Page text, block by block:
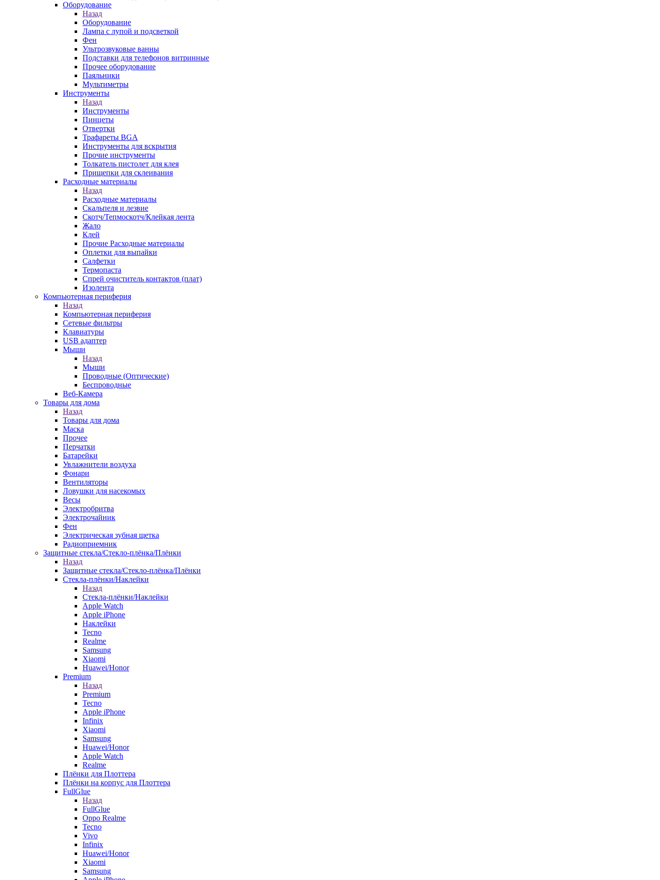
Оборудование
Назад
Оборудование
Лампа с лупой и подсветкой
Фен
Ультрозвуковые ванны
Подставки для телефонов витринные
Прочее оборудование
Паяльники
Мультиметры
Инструменты
Назад
Инструменты
Пинцеты
Отвертки
Трафареты BGA
Инструменты для вскрытия
Прочие инструменты
Толкатель пистолет для клея
Прищепки для склеивания
Расходные материалы
Назад
Расходные материалы
Скальпеля и лезвие
Скотч/Тепмоскотч/Клейкая лента
Жало
Клей
Прочие Расходные материалы
Оплетки для выпайки
Салфетки
Термопаста
Спрей очиститель контактов (плат)
Изолента
Компьютерная периферия
Назад
Компьютерная периферия
Сетевые фильтры
Клавиатуры
USB адаптер
Мыши
Назад
Мыши
Проводные (Оптические)
Беспроводные
Веб-Камера
Товары для дома
Назад
Товары для дома
Маска
Прочее
Перчатки
Батарейки
Увлажнители воздуха
Фонари
Вентиляторы
Ловушки для насекомых
Весы
Электробритва
Электрочайник
Фен
Электрическая зубная щетка
Радиоприемник
Защитные стекла/Стекло-плёнка/Плёнки
Назад
Защитные стекла/Стекло-плёнка/Плёнки
Стекла-плёнки/Наклейки
Назад
Стекла-плёнки/Наклейки
Apple Watch
Apple iPhone
Наклейки
Tecno
Realme
Samsung
Xiaomi
Huawei/Honor
Premium
Назад
Premium
Tecno
Apple iPhone
Infinix
Xiaomi
Samsung
Huawei/Honor
Apple Watch
Realme
Плёнки для Плоттера
Плёнки на корпус для Плоттера
FullGlue
Назад
FullGlue
Oppo Realme
Tecno
Vivo
Infinix
Huawei/Honor
Xiaomi
Samsung